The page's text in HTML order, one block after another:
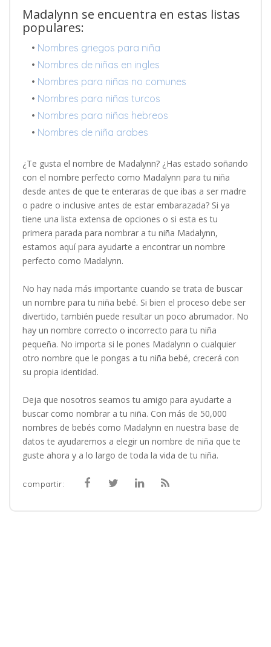
Madalynn se encuentra en estas listas
populares:
• Nombres griegos para niña
• Nombres de niñas en ingles
• Nombres para niñas no comunes
• Nombres para niñas turcos
• Nombres para niñas hebreos
• Nombres de niña arabes
¿Te gusta el nombre de Madalynn? ¿Has estado soñando
con el nombre perfecto como Madalynn para tu niña
desde antes de que te enteraras de que ibas a ser madre
o padre o inclusive antes de estar embarazada? Si ya
tiene una lista extensa de opciones o si esta es tu
primera parada para nombrar a tu niña Madalynn,
estamos aquí para ayudarte a encontrar un nombre
perfecto como Madalynn.
No hay nada más importante cuando se trata de buscar
un nombre para tu niña bebé. Si bien el proceso debe ser
divertido, también puede resultar un poco abrumador. No
hay un nombre correcto o incorrecto para tu niña
pequeña. No importa si le pones Madalynn o cualquier
otro nombre que le pongas a tu niña bebé, crecerá con
su propia identidad.
Deja que nosotros seamos tu amigo para ayudarte a
buscar como nombrar a tu niña. Con más de 50,000
nombres de bebés como Madalynn en nuestra base de
datos te ayudaremos a elegir un nombre de niña que te
guste ahora y a lo largo de toda la vida de tu niña.
compartir: